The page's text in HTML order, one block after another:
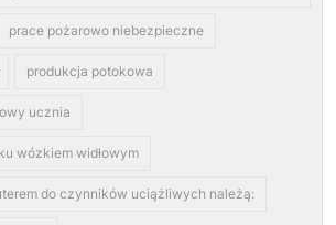
prace pożarowo niebezpieczne
produkcja potokowa
ucznia
wózkiem widłowym
do czynników uciążliwych należą: